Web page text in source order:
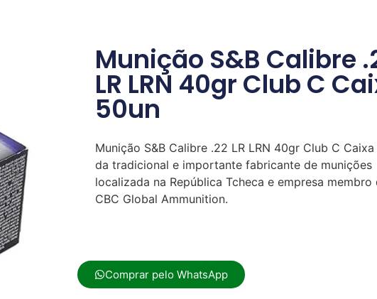
Munição S&B Calibre
LR LRN 40gr Club C
50un
Munição S&B Calibre .22 LR LRN 40gr Club C Caixa
da tradicional e importante fabricante de munições
localizada na República Tcheca e empresa membro
CBC Global Ammunition.
Comprar pelo WhatsApp